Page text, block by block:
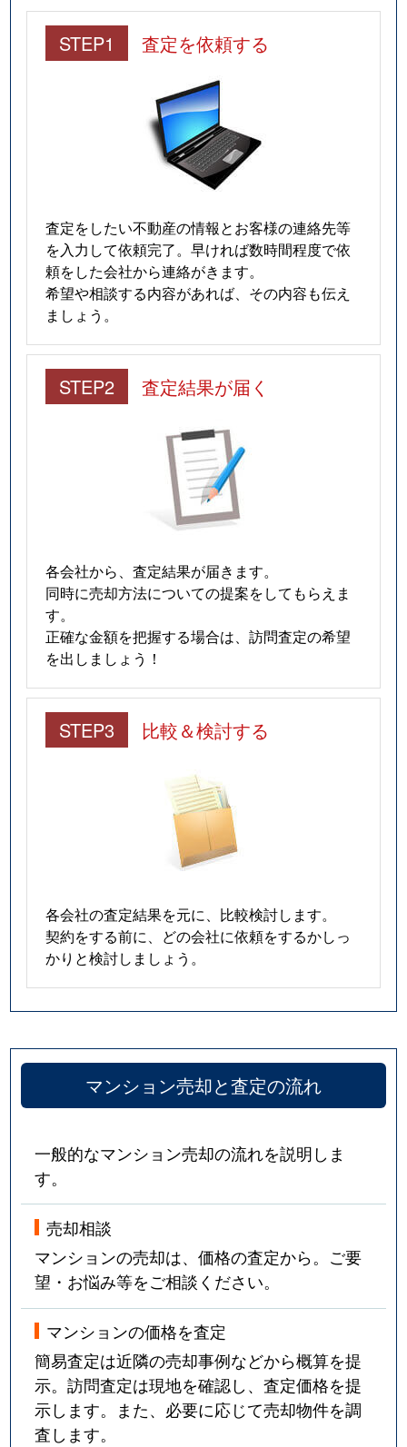
STEP1 査定を依頼する
査定をしたい不動産の情報とお客様の連絡先等
を入力して依頼完了。早ければ数時間程度で依
頼をした会社から連絡がきます。
希望や相談する内容があれば、その内容も伝え
ましょう。
STEP2 査定結果が届く
各会社から、査定結果が届きます。
同時に売却方法についての提案をしてもらえま
す。
正確な金額を把握する場合は、訪問査定の希望
を出しましょう！
STEP3 比較＆検討する
各会社の査定結果を元に、比較検討します。
契約をする前に、どの会社に依頼をするかしっ
かりと検討しましょう。
マンション売却と査定の流れ
一般的なマンション売却の流れを説明しま
す。
売却相談
マンションの売却は、価格の査定から。ご要
望・お悩み等をご相談ください。
マンションの価格を査定
簡易査定は近隣の売却事例などから概算を提
示。訪問査定は現地を確認し、査定価格を提
示します。また、必要に応じて売却物件を調
査します。